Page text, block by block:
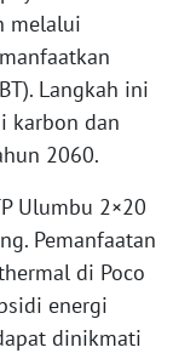
melalui
Langkah ini
karbon dan
2060.
Ulumbu 2×20
Pemanfaatan
di Poco
energi
dinikmati